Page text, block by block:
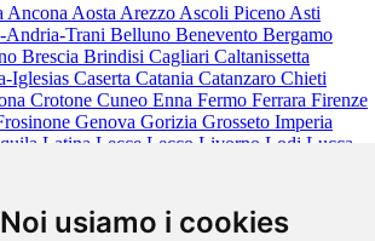
Noi usiamo i cookies
Ancona Aosta Arezzo Ascoli Piceno Asti
Andria-Trani Belluno Benevento Bergamo
Brescia Brindisi Cagliari Caltanissetta
Iglesias Caserta Catania Catanzaro Chieti
Crotone Cuneo Enna Fermo Ferrara Firenze
Genova Gorizia Grosseto Imperia
Latina Lecce Lecco Livorno Lodi Lucca
Pesaro e Urbino Pescara Piacenza
RagusaRavenna Reggio Calabria